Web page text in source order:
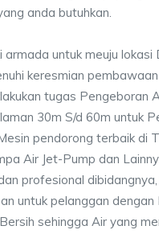
anda butuhkan.
armada untuk meuju lokasi
keresmian
tugas Pengeboran
30m S/d 60m untuk
pendorong terbaik di
Air Jet-Pump dan
profesional
untuk pelanggan dengan
sehingga Air yang